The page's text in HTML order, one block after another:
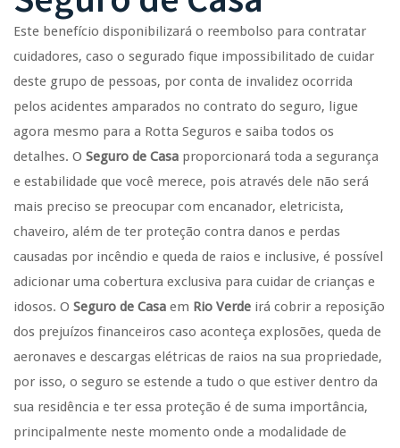
Este benefício disponibilizará o reembolso para contratar
cuidadores, caso o segurado fique impossibilitado de cuidar
deste grupo de pessoas, por conta de invalidez ocorrida
pelos acidentes amparados no contrato do seguro, ligue
agora mesmo para a Rotta Seguros e saiba todos os
detalhes. O Seguro de Casa proporcionará toda a segurança
e estabilidade que você merece, pois através dele não será
mais preciso se preocupar com encanador, eletricista,
chaveiro, além de ter proteção contra danos e perdas
causadas por incêndio e queda de raios e inclusive, é possível
adicionar uma cobertura exclusiva para cuidar de crianças e
idosos. O Seguro de Casa em Rio Verde irá cobrir a reposição
dos prejuízos financeiros caso aconteça explosões, queda de
aeronaves e descargas elétricas de raios na sua propriedade,
por isso, o seguro se estende a tudo o que estiver dentro da
sua residência e ter essa proteção é de suma importância,
principalmente neste momento onde a modalidade de